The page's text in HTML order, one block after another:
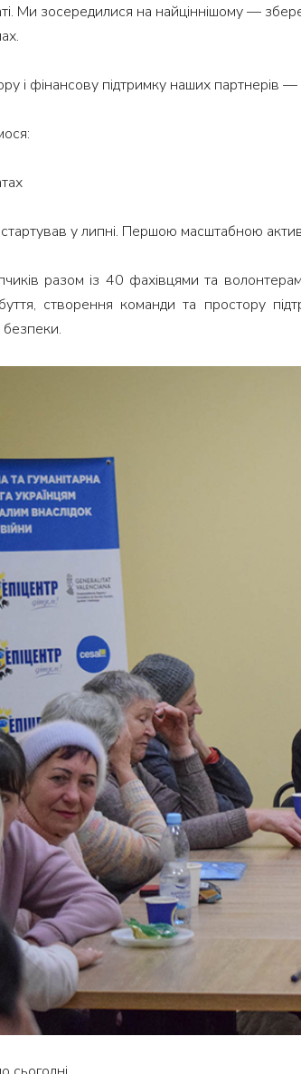
Ми зосередилися на найціннішому —
і фінансову підтримку наших партнерів
у липні. Першою масштабною
разом із 40 фахівцями та
створення команди та простору
безпеки.